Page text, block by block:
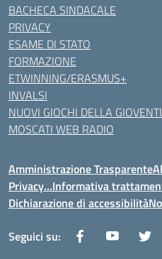
BACHECA SINDACALE
PRIVACY
ESAME DI STATO
FORMAZIONE
ETWINNING/ERASMUS+
INVALSI
NUOVI GIOCHI DELLA
MOSCATI WEB RADIO
Amministrazione Trasparente
Privacy…Informativa
Dichiarazione di accessibilità
Seguici su: